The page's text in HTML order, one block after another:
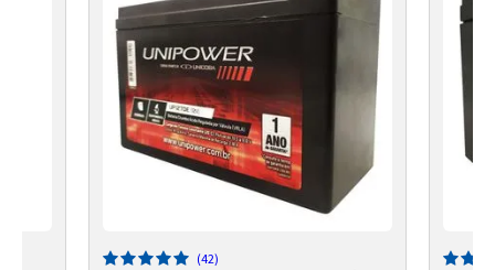
(42)